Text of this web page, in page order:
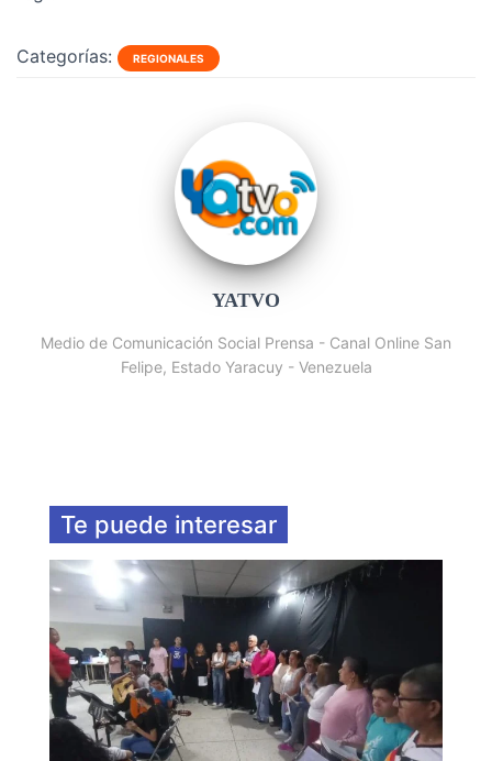
Categorías: REGIONALES
YATVO
Medio de Comunicación Social Prensa - Canal Online San
Felipe, Estado Yaracuy - Venezuela
Te puede interesar